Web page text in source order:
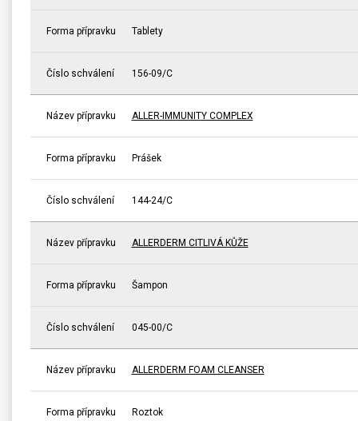
Forma přípravku Tablety
Číslo schválení 156-09/C
Název přípravku ALLER-IMMUNITY COMPLEX
Forma přípravku Prášek
Číslo schválení 144-24/C
Název přípravku ALLERDERM CITLIVÁ KŮŽE
Forma přípravku Šampon
Číslo schválení 045-00/C
Název přípravku ALLERDERM FOAM CLEANSER
Forma přípravku Roztok